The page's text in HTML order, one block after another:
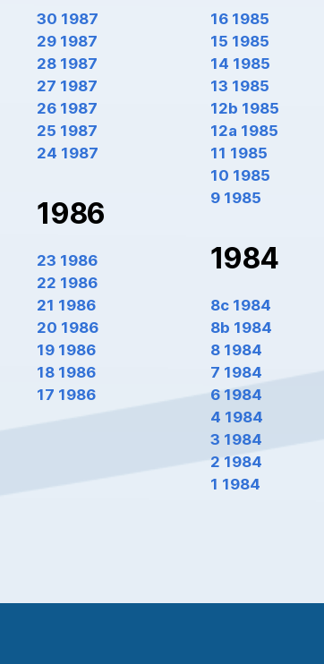
30 1987
29 1987
28 1987
27 1987
26 1987
25 1987
24 1987
1986
23 1986
22 1986
21 1986
20 1986
19 1986
18 1986
17 1986
16 1985
15 1985
14 1985
13 1985
12b 1985
12a 1985
11 1985
10 1985
9 1985
1984
8c 1984
8b 1984
8 1984
7 1984
6 1984
4 1984
3 1984
2 1984
1 1984